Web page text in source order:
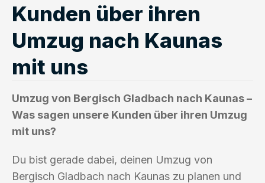
Kunden über ihren
Umzug nach Kaunas
mit uns
Umzug von Bergisch Gladbach nach Kaunas –
Was sagen unsere Kunden über ihren Umzug
mit uns?
Du bist gerade dabei, deinen Umzug von
Bergisch Gladbach nach Kaunas zu planen und